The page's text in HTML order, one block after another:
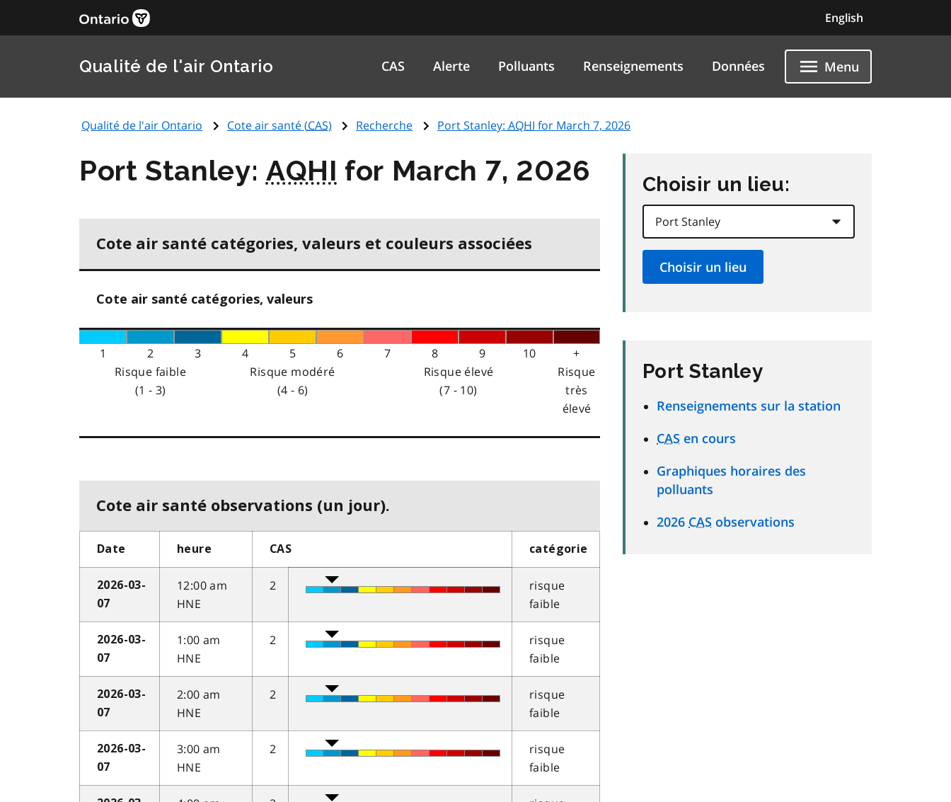
English
Qualité de l'air Ontario CAS Alerte Polluants Renseignements Données Menu
Qualité de l'air Ontario Cote air santé (CAS) Recherche Port Stanley: AQHI for March 7, 2026
Port Stanley: AQHI for March 7, 2026
Cote air santé catégories, valeurs et couleurs associées
Cote air santé catégories, valeurs
1 2 3 4 5 6 7 8 9 10
+
Risque faible
(1 - 3)
Risque modéré
(4 - 6)
Risque élevé
(7 - 10)
Risque
très
élevé
Cote air santé observations (un jour).
Date heure CAS catégorie
2026-03-
07
12:00 am
HNE
2
risque
faible
2026-03-
07
1:00 am
HNE
2
risque
faible
2026-03-
07
2:00 am
HNE
2
risque
faible
2026-03-
07
3:00 am
HNE
2
risque
faible
Choisir un lieu:
Port Stanley
Renseignements sur la station
CAS en cours
Graphiques horaires des
polluants
2026 CAS observations